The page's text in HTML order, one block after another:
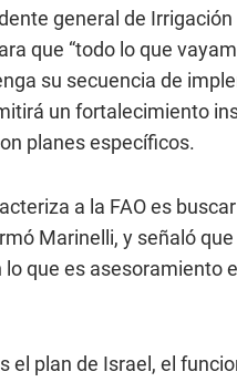
general de
que “todo lo que
su secuencia de
un fortalecimiento
planes específicos.
a la FAO es
Marinelli, y señaló
lo que es asesoramiento
el plan de Israel, el